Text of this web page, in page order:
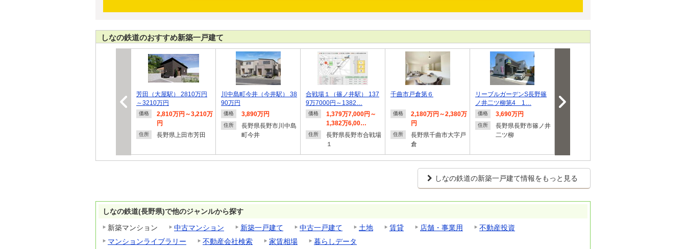
しなの鉄道のおすすめ新築一戸建て
芳田（大屋駅） 2810万円
～3210万円
価格
2,810万円～3,210万
円
住所 長野県上田市芳田
川中島町今井（今井駅） 38
90万円
価格 3,890万円
住所
長野県長野市川中島
町今井
合戦場１（篠ノ井駅） 137
9万7000円～1382…
価格
1,379万7,000円～
1,382万6,00…
住所
長野県長野市合戦場
１
千曲市戸倉第６
価格
2,180万円～2,380万
円
住所
長野県千曲市大字戸
倉
リーブルガーデンS長野篠
ノ井二ツ柳第4 1…
価格 3,690万円
住所
長野県長野市篠ノ井
二ツ柳
万円～2680万円
しなの鉄道の新築一戸建て情報をもっと見る
しなの鉄道(長野県)で他のジャンルから探す
新築マンション
中古マンション 新築一戸建て 中古一戸建て 土地 賃貸 店舗・事業用
不動産投資
マンションライブラリー
不動産会社検索 家賃相場 暮らしデータ